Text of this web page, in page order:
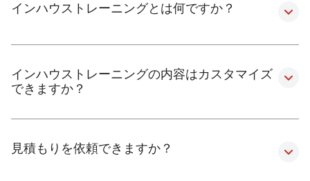
インハウストレーニングとは何ですか？
インハウストレーニングの内容はカスタマイズ
できますか？
見積もりを依頼できますか？